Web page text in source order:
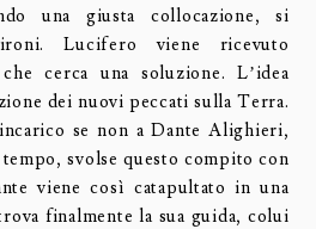
una giusta collocazione, si
Lucifero viene ricevuto
cerca una soluzione. L’idea
dei nuovi peccati sulla Terra.
se non a Dante Alighieri,
svolse questo compito con
viene così catapultato in una
finalmente la sua guida, colui